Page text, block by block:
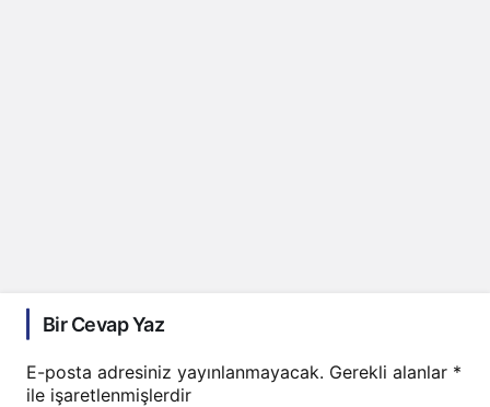
Bir Cevap Yaz
E-posta adresiniz yayınlanmayacak. Gerekli alanlar *
ile işaretlenmişlerdir